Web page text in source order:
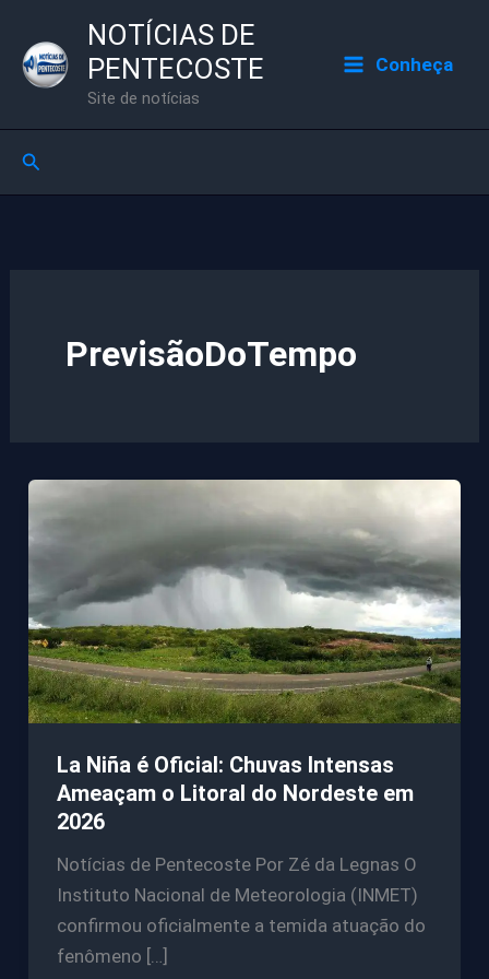
para
NOTÍCIAS DE
PENTECOSTE
Site de notícias
Conheça
Pesquisar
PrevisãoDoTempo
La Niña é Oficial: Chuvas Intensas
Ameaçam o Litoral do Nordeste em
2026
Notícias de Pentecoste Por Zé da Legnas O
Instituto Nacional de Meteorologia (INMET)
confirmou oficialmente a temida atuação do
fenômeno […]